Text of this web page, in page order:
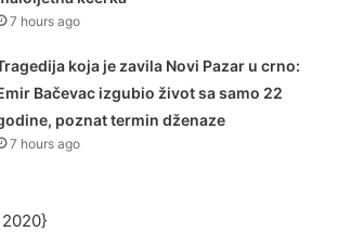
7 hours ago
koja je zavila Novi Pazar u crno:
Bačevac izgubio život sa samo 22
poznat termin dženaze
7 hours ago